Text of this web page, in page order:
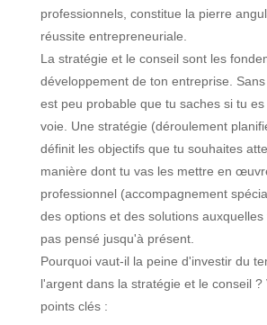
professionnels, constitue la pierre
réussite entrepreneuriale.
La stratégie et le conseil sont les
développement de ton entreprise.
est peu probable que tu saches si tu
voie. Une stratégie (déroulement
définit les objectifs que tu souhaites
manière dont tu vas les mettre en
professionnel (accompagnement
des options et des solutions
pas pensé jusqu'à présent.
Pourquoi vaut-il la peine d'investir du
l'argent dans la stratégie et le conseil ?
points clés :